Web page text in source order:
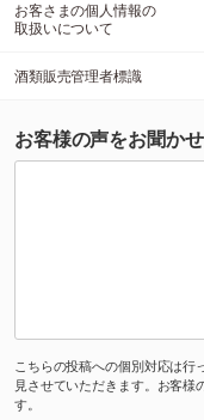
お客さまの個人情報の
取扱いについて
酒類販売管理者標識
お客様の声をお聞か
こちらの投稿への個別対応は行
見させていただきます。お客様
す。